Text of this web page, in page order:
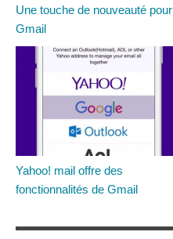
Une touche de nouveauté pour
Gmail
Yahoo! mail offre des
fonctionnalités de Gmail